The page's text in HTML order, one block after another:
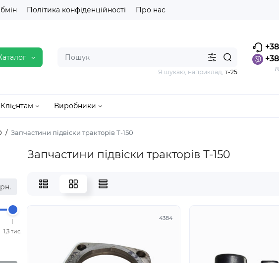
Політика конфіденційності Про нас
Я шукаю, наприклад, т-25
Клієнтам Виробники
Запчастини підвіски тракторів Т-150
1,3 тис.
Запчастини підвіски тракторів Т-150
4384